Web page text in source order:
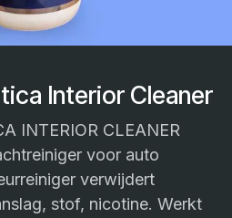
Interior Cleaner
INTERIOR CLEANER
voor auto
verwijdert
stof, nicotine. Werkt